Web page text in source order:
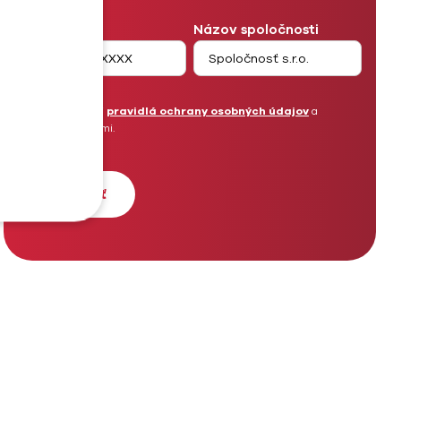
Názov spoločnosti
pravidlá ochrany osobných údajova
súhlasím s nimi.